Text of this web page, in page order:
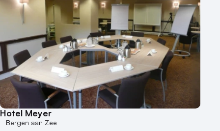
Hotel Meyer
Bergen aan Zee